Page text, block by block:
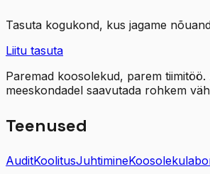
Tasuta kogukond, kus jagame
Liitu tasuta
Paremad koosolekud, parem tiimitöö.
meeskondadel saavutada rohkem
Teenused
AuditKoolitusJuhtimine